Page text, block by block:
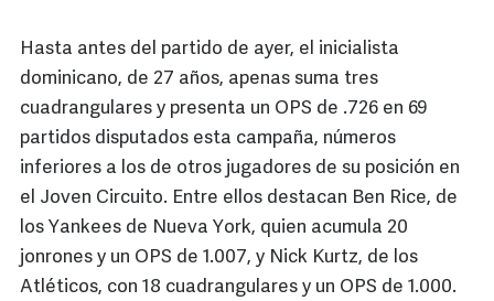
Hasta antes del partido de ayer, el inicialista
dominicano, de 27 años, apenas suma tres
cuadrangulares y presenta un OPS de .726 en 69
partidos disputados esta campaña, números
inferiores a los de otros jugadores de su posición en
el Joven Circuito. Entre ellos destacan Ben Rice, de
los Yankees de Nueva York, quien acumula 20
jonrones y un OPS de 1.007, y Nick Kurtz, de los
Atléticos, con 18 cuadrangulares y un OPS de 1.000.